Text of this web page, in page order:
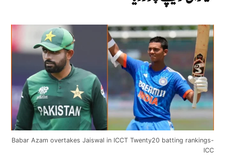
Babar Azam overtakes Jaiswal in ICCT Twenty20 batting rankings-
ICC